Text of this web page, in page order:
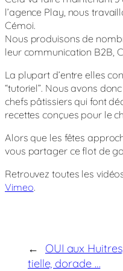
l’agence Play, nous
Cémoi.
Nous produisons de
leur communication B2B,
La plupart d’entre elles
“tutoriel”. Nous avons
chefs pâtissiers qui font
recettes conçues pour le
Alors que les fêtes
vous partager ce flot de
Retrouvez toutes les
Vimeo.
←
OUI aux
tielle, dorade …